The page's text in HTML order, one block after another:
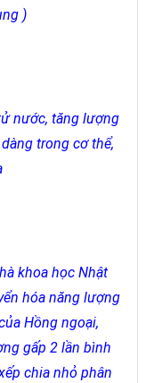
)
nước, tăng lượng
trong cơ thể,
khoa học Nhật
hóa năng lượng
Hồng ngoại,
gấp 2 lần bình
chia nhỏ phân